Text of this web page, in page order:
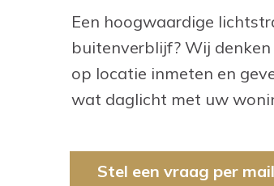
Een hoogwaardige
buitenverblijf? Wij
op locatie inmeten en
wat daglicht met uw
Stel een vraag per mail